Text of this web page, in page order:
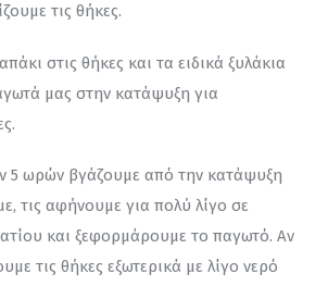
τις θήκες.
στις θήκες και τα ειδικά ξυλάκια
μας στην κατάψυξη για
5 ωρών βγάζουμε από την κατάψυξη
τις αφήνουμε για πολύ λίγο σε
και ξεφορμάρουμε το παγωτό. Αν
τις θήκες εξωτερικά με λίγο νερό